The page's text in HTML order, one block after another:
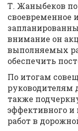
Т. Жаныбеков
своевременное
внимание он
выполняемых
обеспечить
По итогам
руководителям
также
эффективного и
работ в